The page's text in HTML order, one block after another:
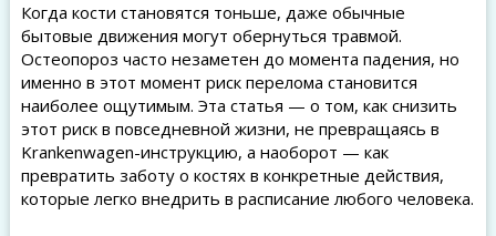
Когда кости становятся тоньше, даже обычные
бытовые движения могут обернуться травмой.
Остеопороз часто незаметен до момента падения, но
именно в этот момент риск перелома становится
наиболее ощутимым. Эта статья — о том, как снизить
этот риск в повседневной жизни, не превращаясь в
Krankenwagen-инструкцию, а наоборот — как
превратить заботу о костях в конкретные действия,
которые легко внедрить в расписание любого человека.